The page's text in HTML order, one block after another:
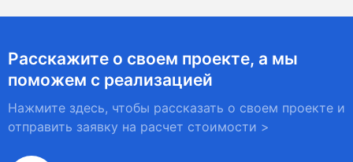
Расскажите о своем проекте, а мы
поможем с реализацией
Нажмите здесь, чтобы рассказать о своем проекте и
отправить заявку на расчет стоимости >